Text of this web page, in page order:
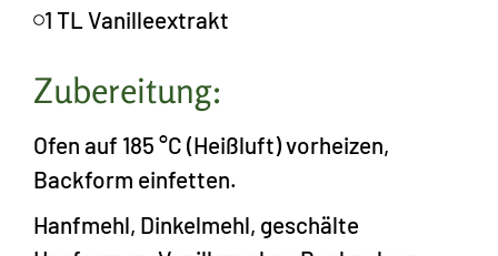
1 TL Vanilleextrakt
Zubereitung:
Ofen auf 185 °C (Heißluft) vorheizen,
Backform einfetten.
Hanfmehl, Dinkelmehl, geschälte